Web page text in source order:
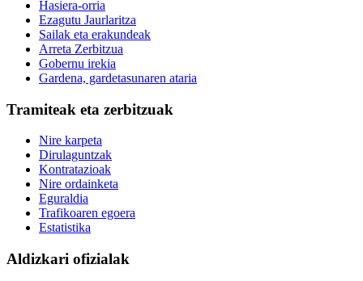
Hasiera-orria
Ezagutu Jaurlaritza
Sailak eta erakundeak
Arreta Zerbitzua
Gobernu irekia
Gardena, gardetasunaren ataria
Tramiteak eta zerbitzuak
Nire karpeta
Dirulaguntzak
Kontratazioak
Nire ordainketa
Eguraldia
Trafikoaren egoera
Estatistika
Aldizkari ofizialak